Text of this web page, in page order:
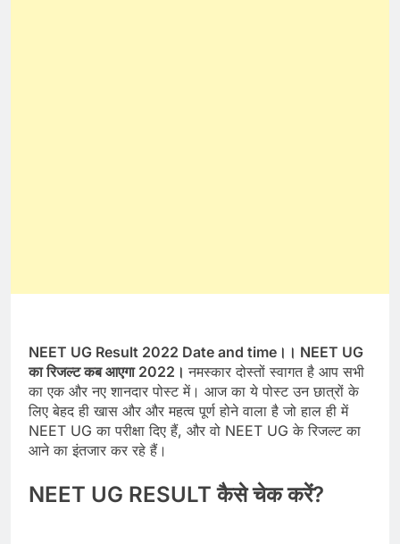
NEET UG Result 2022 Date and time।। NEET UG
का रिजल्ट कब आएगा 2022।नमस्कार दोस्तों स्वागत है आप सभी
का एक और नए शानदार पोस्ट में। आज का ये पोस्ट उन छात्रों के
लिए बेहद ही खास और और महत्व पूर्ण होने वाला है जो हाल ही में
NEET UG का परीक्षा दिए हैं, और वो NEET UG के रिजल्ट का
आने का इंतजार कर रहे हैं।
NEET UG RESULT कैसे चेक करें?